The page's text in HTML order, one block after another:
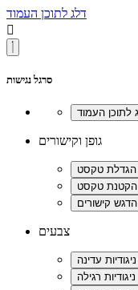
דלג לתוכן העמוד

סרגל נגישות
גופן וקישורים
צבעים